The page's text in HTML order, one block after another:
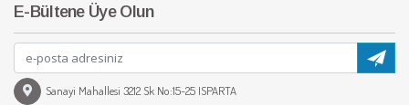
E-Bültene Üye Olun
Sanayi Mahallesi 3212 Sk No:15-25 ISPARTA